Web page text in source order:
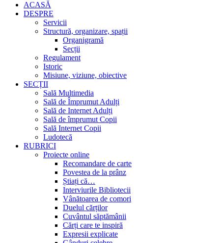
ACASĂ
DESPRE
Servicii
Structură, organizare, spații
Organigramă
Secții
Regulament
Istoric
Misiune, viziune, obiective
SECȚII
Sală Multimedia
Sală de Împrumut Adulți
Sală de Internet Adulți
Sală de împrumut Copii
Sală Internet Copii
Ludotecă
RUBRICI
Proiecte online
Recomandare de carte
Povestea de la prânz
Știați că…
Interviurile Bibliotecii
Vânătoarea de comori
Duelul cărților
Cuvântul săptămânii
Cărți care te inspiră
Expresii explicate